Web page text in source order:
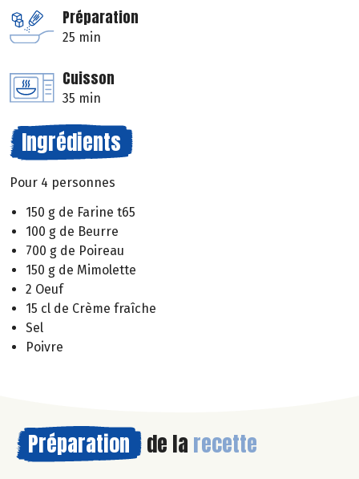
Préparation
25 min
Cuisson
35 min
Ingrédients
Pour 4 personnes
150 g de Farine t65
100 g de Beurre
700 g de Poireau
150 g de Mimolette
2 Oeuf
15 cl de Crème fraîche
Sel
Poivre
Préparation de la recette